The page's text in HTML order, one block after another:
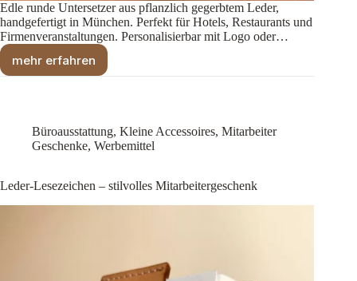
Edle runde Untersetzer aus pflanzlich gegerbtem Leder,
handgefertigt in München. Perfekt für Hotels, Restaurants und
Firmenveranstaltungen. Personalisierbar mit Logo oder…
mehr erfahrenLederuntersetzer
–
Büroausstattung, Kleine Accessoires, Mitarbeiter
Geschenke, Werbemittel
Leder-Lesezeichen – stilvolles Mitarbeitergeschenk